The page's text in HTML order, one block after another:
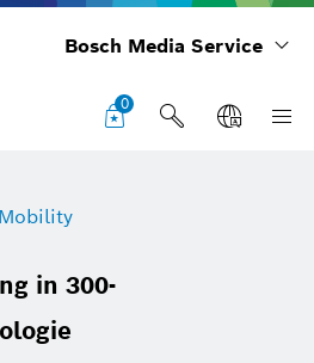
Bosch Media Service
0
in 300-